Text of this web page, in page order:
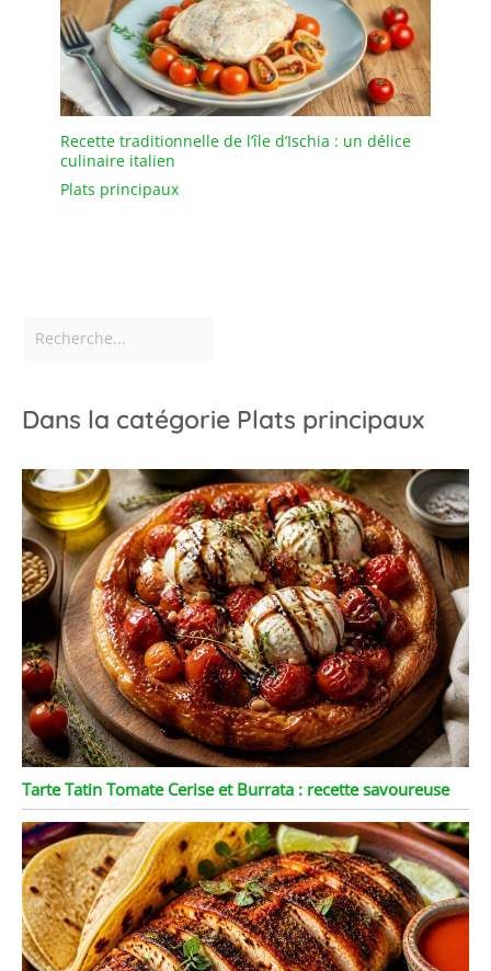
Recette traditionnelle de l’île d’Ischia : un délice
culinaire italien
Plats principaux
Dans la catégorie Plats principaux
Tarte Tatin Tomate Cerise et Burrata : recette savoureuse